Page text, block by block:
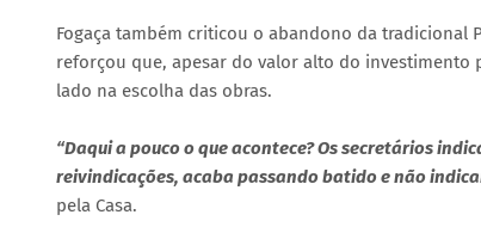
Fogaça também criticou o abandono da tradicional
reforçou que, apesar do valor alto do investimento
lado na escolha das obras.
“Daqui a pouco o que acontece? Os secretários
reivindicações, acaba passando batido e não
pela Casa.